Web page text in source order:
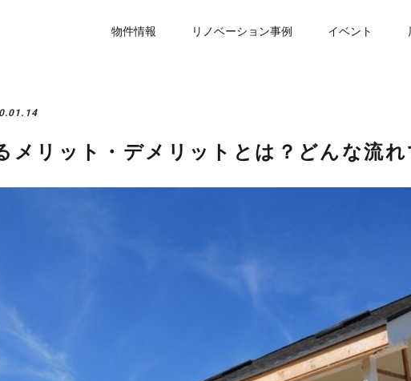
物件情報 リノベーション事例 イベント
メリット・デメリットとは？どんな流れ